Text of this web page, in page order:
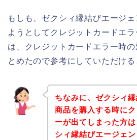
もしも、ゼクシィ縁結びエージ
ようとしてクレジットカードエ
は、クレジットカードエラー時
とめたので参考にしていただける
ちなみに、ゼクシィ
商品を購入する時に
ーが出てしまった方
シィ縁結びエージェ